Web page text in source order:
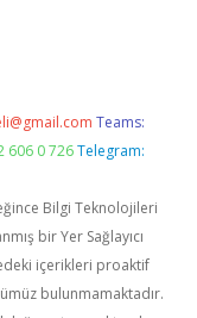
Teams:
606 0 726 Telegram:
Bilgi Teknolojileri
bir Yer Sağlayıcı
içerikleri proaktif
bulunmamaktadır.